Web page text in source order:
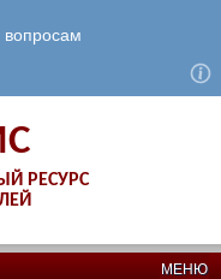
РЕСУРС
МЕНЮ